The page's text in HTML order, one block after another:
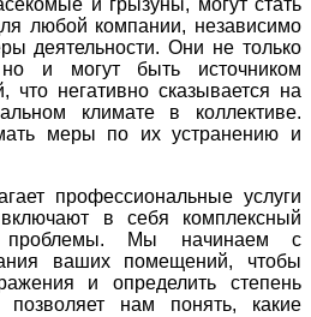
любой компании, независимо
деятельности. Они не только
и могут быть источником
что негативно сказывается на
климате в коллективе.
меры по их устранению и
профессиональные услуги
в себя комплексный
Мы начинаем с
ваших помещений, чтобы
и определить степень
нам понять, какие